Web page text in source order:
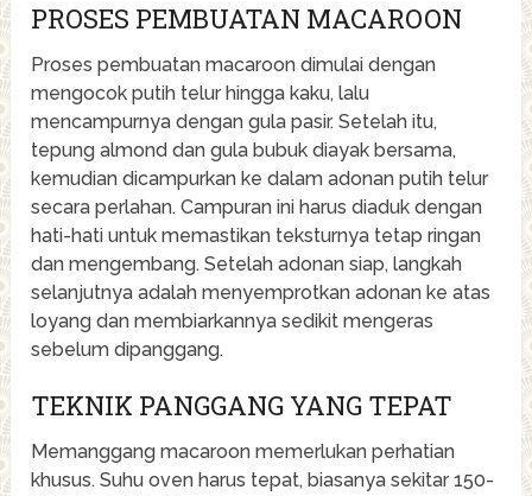
PROSES PEMBUATAN MACAROON
Proses pembuatan macaroon dimulai dengan
mengocok putih telur hingga kaku, lalu
mencampurnya dengan gula pasir. Setelah itu,
tepung almond dan gula bubuk diayak bersama,
kemudian dicampurkan ke dalam adonan putih telur
secara perlahan. Campuran ini harus diaduk dengan
hati-hati untuk memastikan teksturnya tetap ringan
dan mengembang. Setelah adonan siap, langkah
selanjutnya adalah menyemprotkan adonan ke atas
loyang dan membiarkannya sedikit mengeras
sebelum dipanggang.
TEKNIK PANGGANG YANG TEPAT
Memanggang macaroon memerlukan perhatian
khusus. Suhu oven harus tepat, biasanya sekitar 150-